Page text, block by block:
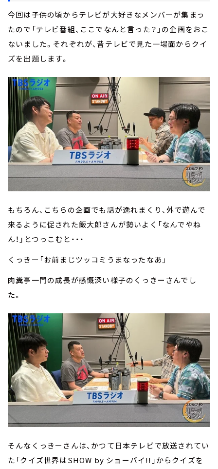
今回は子供の頃からテレビが大好きなメンバーが集まっ
たので「テレビ番組、ここでなんと言った？」の企画をおこ
ないました。それぞれが、昔テレビで見た一場面からクイ
ズを出題します。
もちろん、こちらの企画でも話が逸れまくり、外で遊んで
来るように促された飯大郎さんが勢いよく「なんでやね
ん！」とつっこむと・・・
くっきー「お前まじツッコミうまなったなあ」
肉糞亭一門の成長が感慨深い様子のくっきーさんでし
た。
そんなくっきーさんは、かつて日本テレビで放送されてい
た「クイズ世界はSHOW by ショーバイ!!」からクイズを